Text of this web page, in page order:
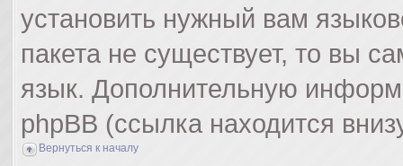
установить нужный вам
пакета не существует, то вы
язык. Дополнительную
phpBB (ссылка находится
Вернуться к началу